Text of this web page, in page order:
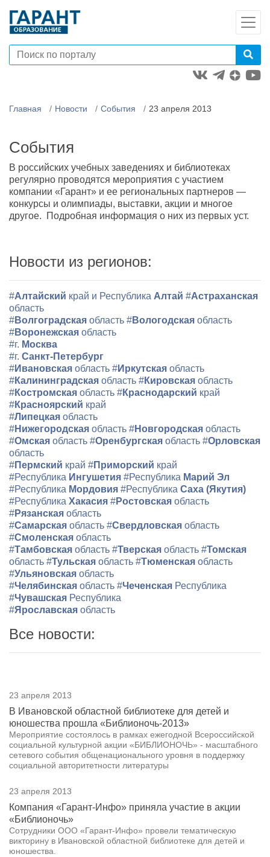
Главная Новости События 23 апреля 2013
События
В российских учебных заведениях и библиотеках
регулярно проводятся мероприятия с участием
компании «Гарант» и ее региональных партнеров —
конкурсы и олимпиады, выставки, акции и многое
другое. Подробная информация о них из первых уст.
Новости из регионов:
#Алтайский край и Республика Алтай #Астраханская
область
#Волгоградская область #Вологодская область
#Воронежская область
#г. Москва
#г. Санкт-Петербург
#Ивановская область #Иркутская область
#Калининградская область #Кировская область
#Костромская область #Краснодарский край
#Красноярский край
#Липецкая область
#Нижегородская область #Новгородская область
#Омская область #Оренбургская область #Орловская
область
#Пермский край #Приморский край
#Республика Ингушетия #Республика Марий Эл
#Республика Мордовия #Республика Саха (Якутия)
#Республика Хакасия #Ростовская область
#Рязанская область
#Самарская область #Свердловская область
#Смоленская область
#Тамбовская область #Тверская область #Томская
область #Тульская область #Тюменская область
#Ульяновская область
#Челябинская область #Чеченская Республика
#Чувашская Республика
#Ярославская область
Все новости:
23 апреля 2013
В Ивановской областной библиотеке для детей и
юношества прошла «Библионочь-2013»
Мероприятие состоялось в рамках ежегодной Всероссийской
социальной культурной акции «БИБЛИОНОЧЬ» - масштабного
сетевого события общенационального уровня в поддержку
социальной авторитетности литературы
23 апреля 2013
Компания «Гарант-Инфо» приняла участие в акции
«Библионочь»
Сотрудники ООО «Гарант-Инфо» провели тематическую
викторину в Ивановской областной библиотеке для детей и
юношества.